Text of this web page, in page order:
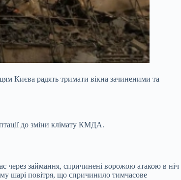
Києва радять тримати вікна зачиненими та
до зміни клімату КМДА.
займання, спричинені ворожою атакою в ніч
шарі повітря, що спричинило тимчасове